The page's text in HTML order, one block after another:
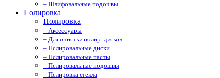
– Шлифовальные подошвы
Полировка
Полировка
– Аксессуары
– Для очистки полир. дисков
– Полировальные диски
– Полировальные пасты
– Полировальные подошвы
– Полировка стекла